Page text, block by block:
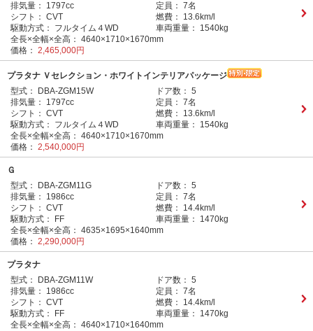
排気量：
1797cc 定員： 7名
シフト： CVT 燃費：
13.6km/l
駆動方式：
フルタイム４WD 車両重量：
1540kg
全長×全幅×全高： 4640×1710×1670mm
価格： 2,465,000円
プラタナ Ｖセレクション・ホワイトインテリアパッケージ
型式：
DBA-ZGM15W ドア数： 5
排気量：
1797cc 定員： 7名
シフト： CVT 燃費：
13.6km/l
駆動方式：
フルタイム４WD 車両重量：
1540kg
全長×全幅×全高： 4640×1710×1670mm
価格： 2,540,000円
Ｇ
型式：
DBA-ZGM11G ドア数： 5
排気量：
1986cc 定員： 7名
シフト： CVT 燃費：
14.4km/l
駆動方式：
FF 車両重量：
1470kg
全長×全幅×全高： 4635×1695×1640mm
価格： 2,290,000円
プラタナ
型式：
DBA-ZGM11W ドア数： 5
排気量：
1986cc 定員： 7名
シフト： CVT 燃費：
14.4km/l
駆動方式：
FF 車両重量：
1470kg
全長×全幅×全高： 4640×1710×1640mm